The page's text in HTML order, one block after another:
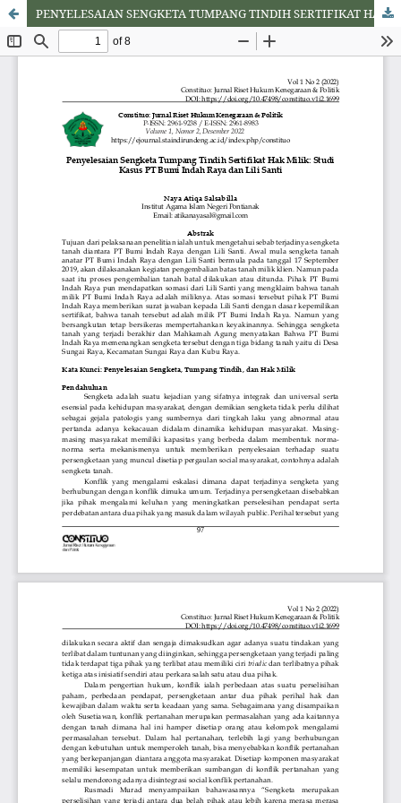
PENYELESAIAN SENGKETA TUMPANG TINDIH SERTIFIKAT HAK MILIK: STUDI KASUS PT BUMI INDAH RAYA DAN LILI SANTI